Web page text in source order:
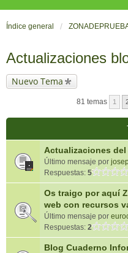
Índice general
Actualizaciones
Nuevo Tema
81 temas 1
Actualizaciones
Último mensaje por
Respuestas: 5
Os traigo por aquí
web con recursos
Último mensaje por
Respuestas: 2
Blog Cuaderno